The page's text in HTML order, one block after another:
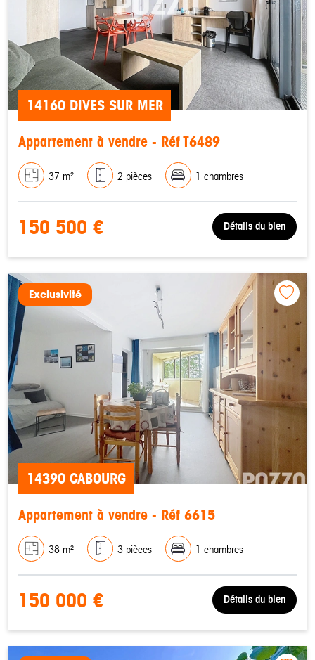
14160 DIVES SUR MER
Appartement à vendre - Réf T6489
37 m² 2 pièces 1 chambres
150 500 € Détails du bien
Exclusivité
14390 CABOURG
Appartement à vendre - Réf 6615
38 m² 3 pièces 1 chambres
150 000 € Détails du bien